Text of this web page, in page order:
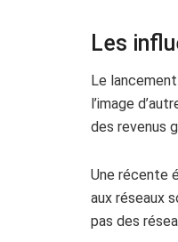
Les
Le
l’image
des revenus
Une récente
aux réseaux
pas des